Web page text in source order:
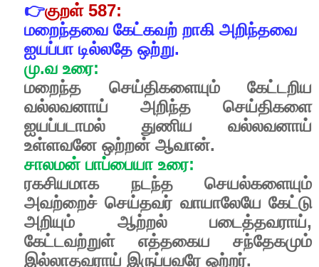
👉குறள்587:
மறைந்தவை கேட்கவற் றாகி அறிந்தவை
ஐயப்பா டில்லதே ஒற்று.
மு.வ உரை:
மறைந்த
செய்திகளையும்
கேட்டறிய
வல்லவனாய்
அறிந்த
செய்திகளை
ஐயப்படாமல்
துணிய
வல்லவனாய்
உள்ளவனே ஒற்றன் ஆவான்.
சாலமன் பாப்பையா உரை:
ரகசியமாக
நடந்த
செயல்களையும்
அவற்றைச் செய்தவர் வாயாலேயே கேட்டு
அறியும்
ஆற்றல் படைத்தவராய்,
கேட்டவற்றுள்
எத்தகைய
சந்தேகமும்
இல்லாதவராய் இருப்பவரே ஒற்றர்.